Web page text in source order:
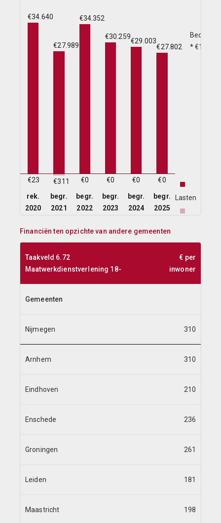
€34.640
€23
rek.
2020
€27.989
€311
begr.
2021
€34.352
€0
begr.
2022
€30.259
€0
begr.
2023
€29.003
€0
begr.
2024
€27.802
€0
begr.
2025
Bedragen
* €1.000
Lasten
Financiën ten opzichte van andere gemeenten
Taakveld 6.72
Maatwerkdienstverlening 18-
€ per
inwoner
Gemeenten
Nijmegen 310
Arnhem 310
Eindhoven 210
Enschede 236
Groningen 261
Leiden 181
Maastricht 198